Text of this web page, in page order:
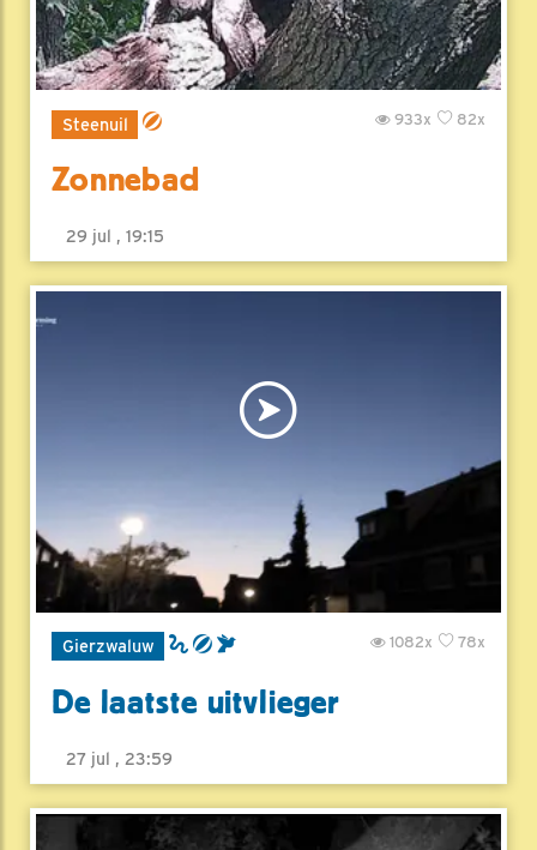
Steenuil 82x
933x
Zonnebad
29 jul , 19:15
Gierzwaluw 78x
1082x
De laatste uitvlieger
27 jul , 23:59